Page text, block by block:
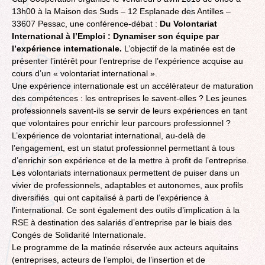
13h00 à la Maison des Suds – 12 Esplanade des Antilles –
33607 Pessac, une conférence-débat : Du Volontariat
International à l’Emploi : Dynamiser son équipe par
l’expérience internationale. L’objectif de la matinée est de
présenter l’intérêt pour l’entreprise de l’expérience acquise au
cours d’un « volontariat international ».
Une expérience internationale est un accélérateur de maturation
des compétences : les entreprises le savent-elles ? Les jeunes
professionnels savent-ils se servir de leurs expériences en tant
que volontaires pour enrichir leur parcours professionnel ?
L’expérience de volontariat international, au-delà de
l’engagement, est un statut professionnel permettant à tous
d’enrichir son expérience et de la mettre à profit de l’entreprise.
Les volontariats internationaux permettent de puiser dans un
vivier de professionnels, adaptables et autonomes, aux profils
diversifiés qui ont capitalisé à parti de l’expérience à
l’international. Ce sont également des outils d’implication à la
RSE à destination des salariés d’entreprise par le biais des
Congés de Solidarité Internationale.
Le programme de la matinée réservée aux acteurs aquitains
(entreprises, acteurs de l’emploi, de l’insertion et de